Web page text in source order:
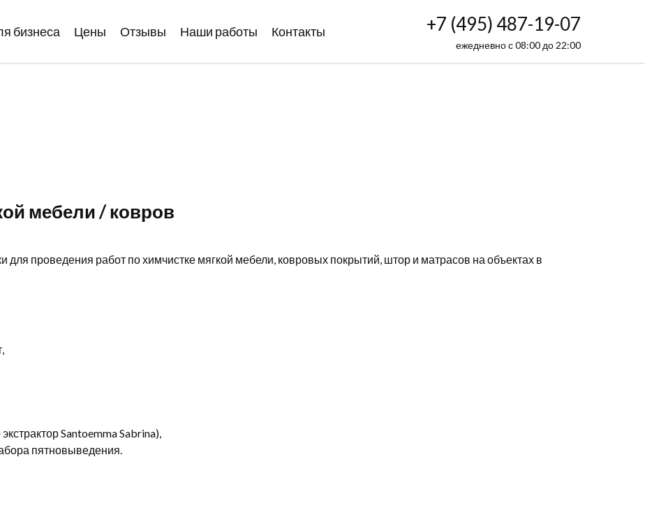
бизнеса Цены Отзывы Наши работы Контакты +7 (495) 487-19-07
ежедневно с 08:00 до 22:00
мебели / ковров
для проведения работ по химчистке мягкой мебели, ковровых покрытий, штор и матрасов на объектах в
Santoemma Sabrina),
пятновыведения.